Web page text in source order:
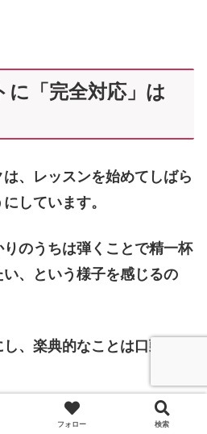
に「完全対応」は
、レッスンを始めてしばら
しています。
のうちは弾くことで精一杯
、という様子を感じるの
、楽典的なことは口頭で説
いうこと自体がおぼつかな
フォロー 検索